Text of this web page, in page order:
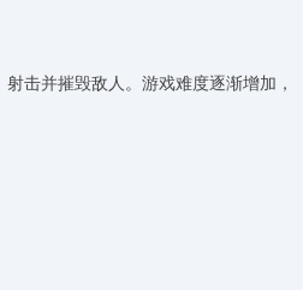
击并摧毁敌人。游戏难度逐渐增加，